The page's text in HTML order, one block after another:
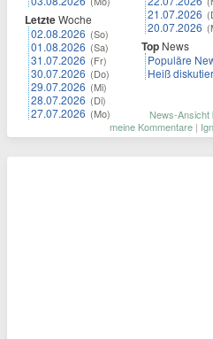
LetzteWoche
02.08.2026 (So)
01.08.2026 (Sa)
31.07.2026 (Fr)
30.07.2026 (Do)
29.07.2026 (Mi)
28.07.2026 (Di)
27.07.2026 (Mo)
21.07.2026
20.07.2026
Top News
Populäre
Heiß
News-Ansicht
meine Kommentare |